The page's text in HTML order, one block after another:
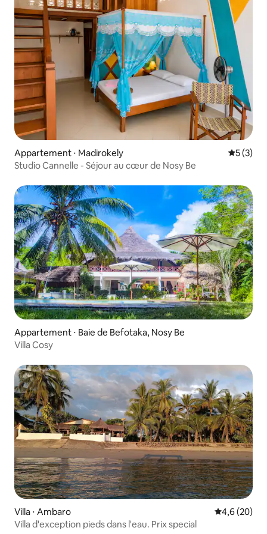
Appartement ⋅ Madirokely
5 (3)
Studio Cannelle - Séjour au cœur de Nosy Be
Appartement ⋅ Baie de Befotaka, Nosy Be
Villa Cosy
Villa ⋅ Ambaro Évaluation
4,6 (20)
Villa d'exception pieds dans l'eau. Prix special